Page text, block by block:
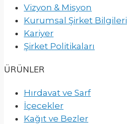
Vizyon & Misyon
Kurumsal Şirket Bilgileri
Kariyer
Şirket Politikaları
ÜRÜNLER
Hırdavat ve Sarf
İçecekler
Kağıt ve Bezler